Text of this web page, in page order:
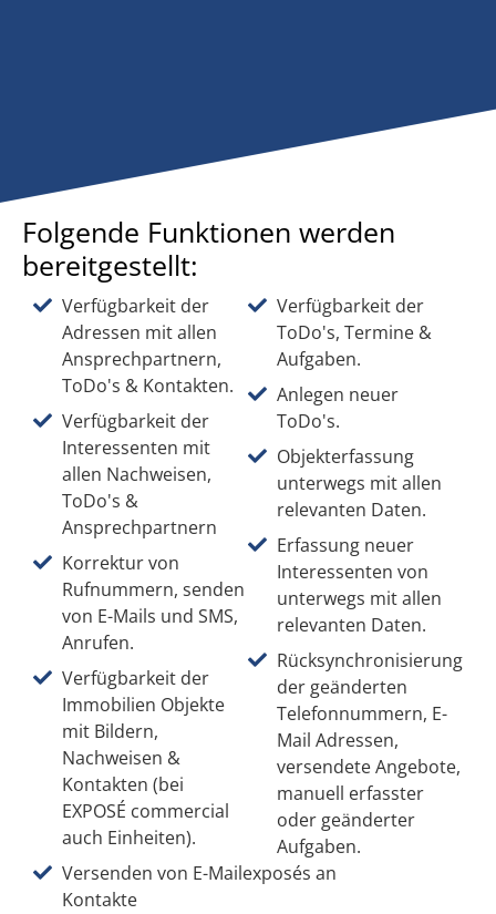
Folgende Funktionen werden
bereitgestellt:
Verfügbarkeit der
Adressen mit allen
Ansprechpartnern,
ToDo's & Kontakten.
Verfügbarkeit der
Interessenten mit
allen Nachweisen,
ToDo's &
Ansprechpartnern
Korrektur von
Rufnummern, senden
von E-Mails und SMS,
Anrufen.
Verfügbarkeit der
Immobilien Objekte
mit Bildern,
Nachweisen &
Kontakten (bei
EXPOSÉ commercial
auch Einheiten).
Versenden von E-Mailexposés an
Kontakte
Verfügbarkeit der
ToDo's, Termine &
Aufgaben.
Anlegen neuer
ToDo's.
Objekterfassung
unterwegs mit allen
relevanten Daten.
Erfassung neuer
Interessenten von
unterwegs mit allen
relevanten Daten.
Rücksynchronisierung
der geänderten
Telefonnummern, E-
Mail Adressen,
versendete Angebote,
manuell erfasster
oder geänderter
Aufgaben.